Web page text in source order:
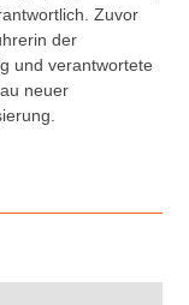
Zuvor
der
und verantwortete
neuer